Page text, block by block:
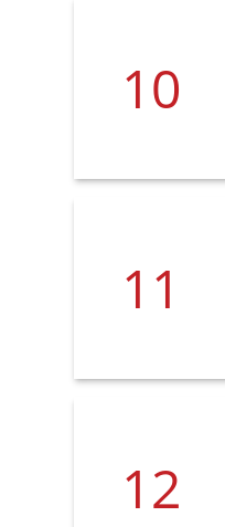
10
11
12